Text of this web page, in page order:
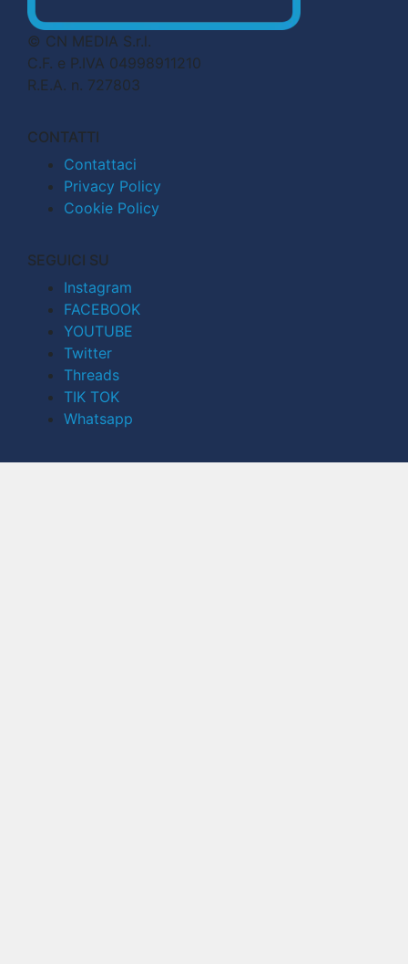
© CN MEDIA S.r.l.
C.F. e P.IVA 04998911210
R.E.A. n. 727803
CONTATTI
Contattaci
Privacy Policy
Cookie Policy
SEGUICI SU
Instagram
FACEBOOK
YOUTUBE
Twitter
Threads
TIK TOK
Whatsapp